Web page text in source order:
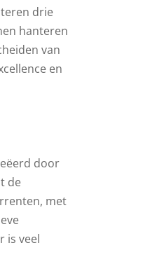
drie
hanteren
van
en
door
de
met
is veel